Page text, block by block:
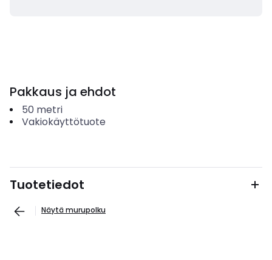
Pakkaus ja ehdot
50 metri
Vakiokäyttötuote
Tuotetiedot
Näytä murupolku